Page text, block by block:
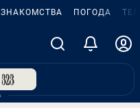
ЗНАКОМСТВА ПОГОДА